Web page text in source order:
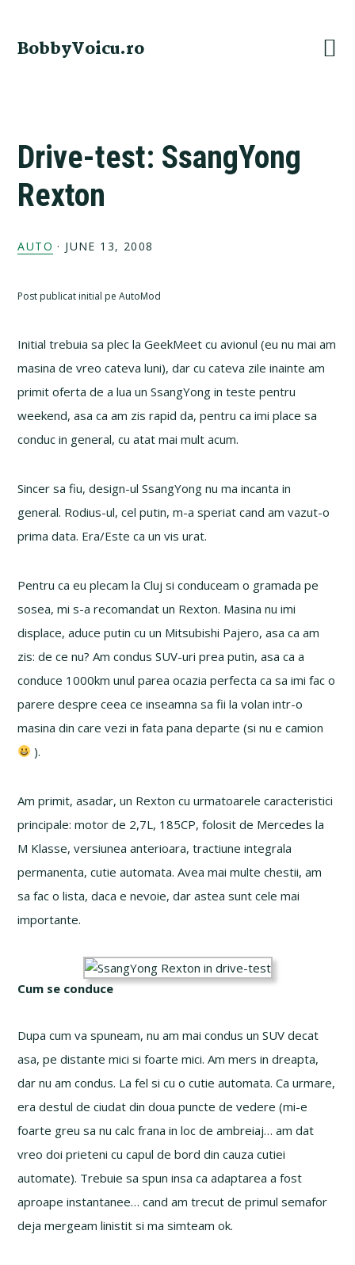
primary
main
primary
footer
BobbyVoicu.ro
Drive-test: SsangYong
Rexton
AUTO · JUNE 13, 2008
Post publicat initial pe AutoMod
Initial trebuia sa plec la GeekMeet cu avionul (eu nu mai am
masina de vreo cateva luni), dar cu cateva zile inainte am
primit oferta de a lua un SsangYong in teste pentru
weekend, asa ca am zis rapid da, pentru ca imi place sa
conduc in general, cu atat mai mult acum.
Sincer sa fiu, design-ul SsangYong nu ma incanta in
general. Rodius-ul, cel putin, m-a speriat cand am vazut-o
prima data. Era/Este ca un vis urat.
Pentru ca eu plecam la Cluj si conduceam o gramada pe
sosea, mi s-a recomandat un Rexton. Masina nu imi
displace, aduce putin cu un Mitsubishi Pajero, asa ca am
zis: de ce nu? Am condus SUV-uri prea putin, asa ca a
conduce 1000km unul parea ocazia perfecta ca sa imi fac o
parere despre ceea ce inseamna sa fii la volan intr-o
masina din care vezi in fata pana departe (si nu e camion
).
Am primit, asadar, un Rexton cu urmatoarele caracteristici
principale: motor de 2,7L, 185CP, folosit de Mercedes la
M Klasse, versiunea anterioara, tractiune integrala
permanenta, cutie automata. Avea mai multe chestii, am
sa fac o lista, daca e nevoie, dar astea sunt cele mai
importante.
Cum se conduce
Dupa cum va spuneam, nu am mai condus un SUV decat
asa, pe distante mici si foarte mici. Am mers in dreapta,
dar nu am condus. La fel si cu o cutie automata. Ca urmare,
era destul de ciudat din doua puncte de vedere (mi-e
foarte greu sa nu calc frana in loc de ambreiaj… am dat
vreo doi prieteni cu capul de bord din cauza cutiei
automate). Trebuie sa spun insa ca adaptarea a fost
aproape instantanee… cand am trecut de primul semafor
deja mergeam linistit si ma simteam ok.